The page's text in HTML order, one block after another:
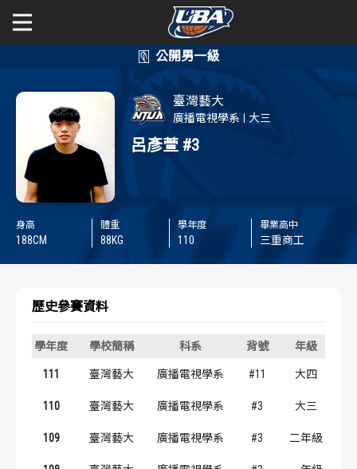
公開男一級
學年度
賽事資訊
賽程表
球隊資訊
歷屆冠軍
歷屆個人獎得主
公開女一級
學年度
賽事資訊
賽程表
球隊資訊
歷屆冠軍
歷屆個人獎得主
二級與一般組
新聞
臺灣藝大
廣播電視學系 大三
呂彥萱 #3
身高
188CM
體重
88KG
學年度
110
畢業高中
三重商工
歷史參賽資料
學年度 學校簡稱 科系 背號 年級
111 臺灣藝大 廣播電視學系 #11 大四
110 臺灣藝大 廣播電視學系 #3 大三
109 臺灣藝大 廣播電視學系 #3 二年級